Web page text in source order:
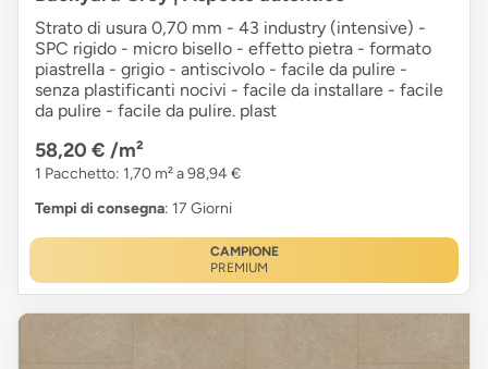
Strato di usura 0,70 mm - 43 industry (intensive) -
SPC rigido - micro bisello - effetto pietra - formato
piastrella - grigio - antiscivolo - facile da pulire -
senza plastificanti nocivi - facile da installare - facile
da pulire - facile da pulire. plast
58,20 € /m²
1 Pacchetto: 1,70 m² a 98,94 €
Tempi di consegna: 17 Giorni
CAMPIONE
PREMIUM